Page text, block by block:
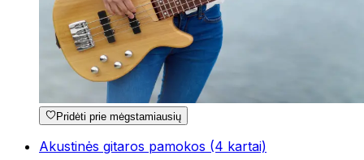
Pridėti prie mėgstamiausių
Akustinės gitaros pamokos (4 kartai)